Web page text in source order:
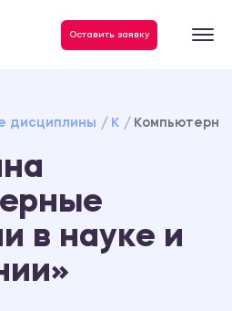
Оставить заявку
дисциплины К
в науке и